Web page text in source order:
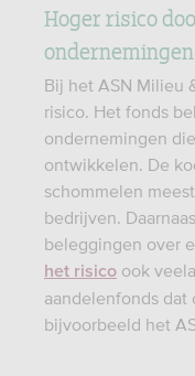
Hoger risico
ondernemingen
Bij het ASN Milieu
risico. Het fonds
ondernemingen
ontwikkelen. De
schommelen
bedrijven.
beleggingen over
het risico ook
aandelenfonds dat
bijvoorbeeld het